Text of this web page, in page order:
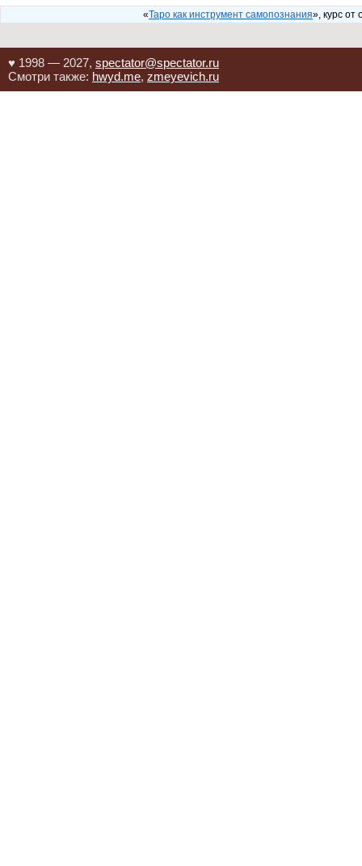
«Таро как инструмент самопознания», курс от
♥ 1998 — 2027, spectator@spectator.ru
Смотри также: hwyd.me, zmeyevich.ru